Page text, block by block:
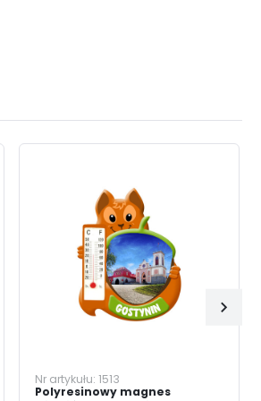
Nr artykułu:1513
Polyresinowy magnes